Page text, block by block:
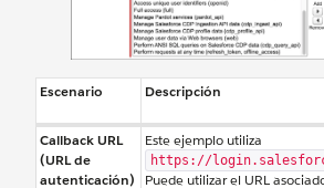
Escenario Descripción
Callback URL
(URL de
autenticación)
Este ejemplo utiliza
https://
Puede utilizar el URL